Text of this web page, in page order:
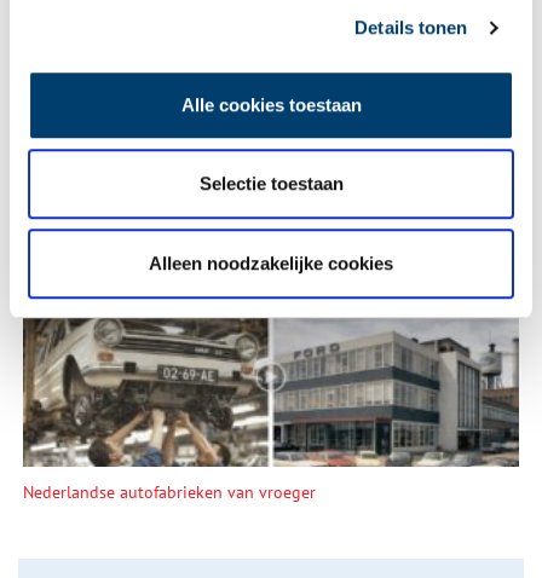
Details tonen
Alle cookies toestaan
Selectie toestaan
Alleen noodzakelijke cookies
Nederlandse autofabrieken van vroeger